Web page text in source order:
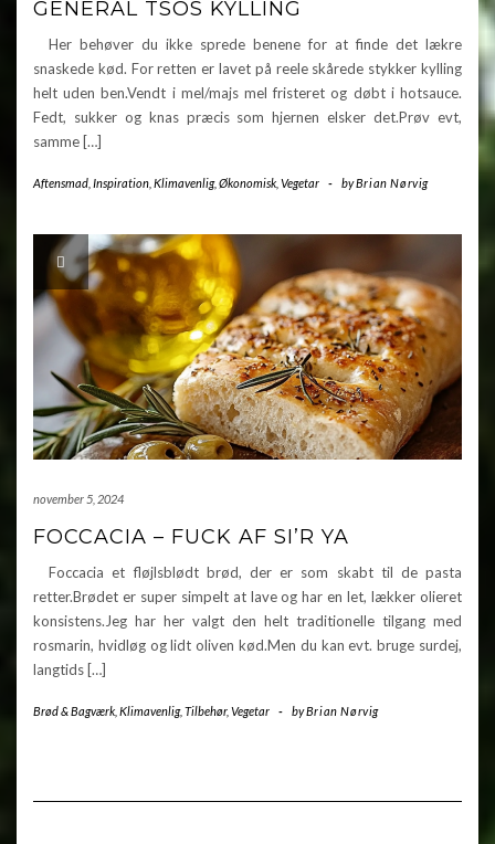
GENERAL TSOS KYLLING
Her behøver du ikke sprede benene for at finde det lækre
snaskede kød. For retten er lavet på reele skårede stykker kylling
helt uden ben.Vendt i mel/majs mel fristeret og døbt i hotsauce.
Fedt, sukker og knas præcis som hjernen elsker det.Prøv evt,
samme […]
Aftensmad Inspiration Klimavenlig, Økonomisk Vegetar - byBrian Nørvig
november 5, 2024
FOCCACIA – FUCK AF SI’R YA
Foccacia et fløjlsblødt brød, der er som skabt til de pasta
retter.Brødet er super simpelt at lave og har en let, lækker olieret
konsistens.Jeg har her valgt den helt traditionelle tilgang med
rosmarin, hvidløg og lidt oliven kød.Men du kan evt. bruge surdej,
langtids […]
Brød & Bagværk Klimavenlig, Tilbehør, Vegetar - byBrian Nørvig